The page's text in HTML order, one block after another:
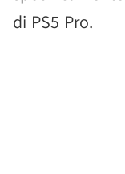
di PS5 Pro.